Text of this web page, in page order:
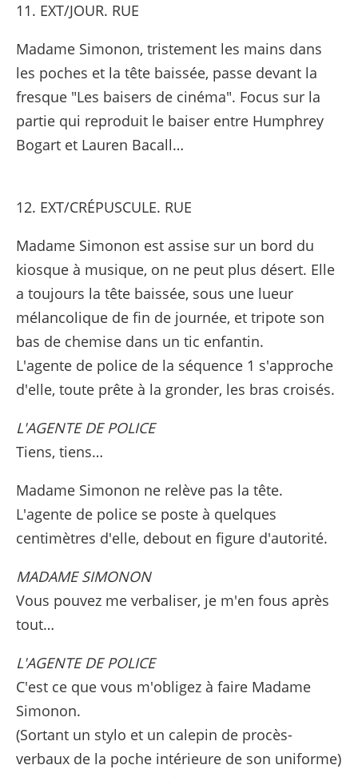
11. EXT/JOUR. RUE
Madame Simonon, tristement les mains dans
les poches et la tête baissée, passe devant la
fresque "Les baisers de cinéma". Focus sur la
partie qui reproduit le baiser entre Humphrey
Bogart et Lauren Bacall…
12. EXT/CRÉPUSCULE. RUE
Madame Simonon est assise sur un bord du
kiosque à musique, on ne peut plus désert. Elle
a toujours la tête baissée, sous une lueur
mélancolique de fin de journée, et tripote son
bas de chemise dans un tic enfantin.
L'agente de police de la séquence 1 s'approche
d'elle, toute prête à la gronder, les bras croisés.
L'AGENTE DE POLICE
Tiens, tiens…
Madame Simonon ne relève pas la tête.
L'agente de police se poste à quelques
centimètres d'elle, debout en figure d'autorité.
MADAME SIMONON
Vous pouvez me verbaliser, je m'en fous après
tout…
L'AGENTE DE POLICE
C'est ce que vous m'obligez à faire Madame
Simonon.
(Sortant un stylo et un calepin de procès-
verbaux de la poche intérieure de son uniforme)